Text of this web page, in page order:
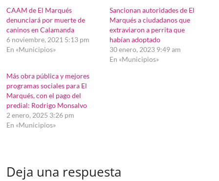
CAAM de El Marqués
denunciará por muerte de
caninos en Calamanda
6 noviembre, 2021 5:13 pm
En «Municipios»
Sancionan autoridades de El
Marqués a ciudadanos que
extraviaron a perrita que
habían adoptado
30 enero, 2023 9:49 am
En «Municipios»
Más obra pública y mejores
programas sociales para El
Marqués, con el pago del
predial: Rodrigo Monsalvo
2 enero, 2025 3:26 pm
En «Municipios»
Deja una respuesta